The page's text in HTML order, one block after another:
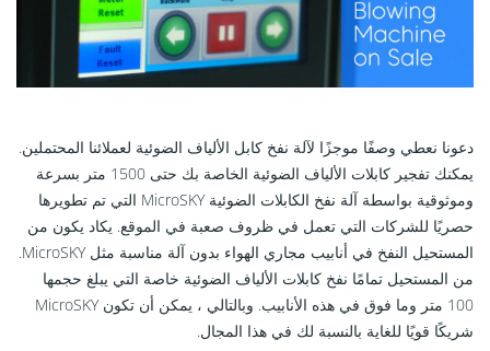
دعونا نعطي وصفًا موجزًا ​​لآلة نفخ كابل الألياف الضوئية لعملائنا المحتملين.
يمكنك تفجير كابلات الألياف الضوئية الخاصة بك حتى 1500 متر بسرعة
وموثوقية بواسطة آلة نفخ الكابلات الضوئية MicroSKY التي تم تطويرها
حصريًا للشركات التي تعمل في ظروف صعبة في الموقع. يكاد يكون من
المستحيل النفخ في أنابيب مجاري الهواء بدون آلة مناسبة مثل MicroSKY.
من المستحيل تمامًا نفخ كابلات الألياف الضوئية خاصة التي يبلغ حجمها
100 متر وما فوق في هذه الأنابيب. وبالتالي ، يمكن أن تكون MicroSKY
شريكًا قويًا للغاية بالنسبة لك في هذا المجال.